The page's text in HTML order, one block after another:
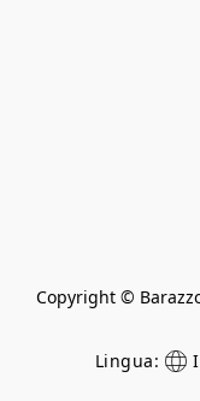
Copyright ©
Lingua: